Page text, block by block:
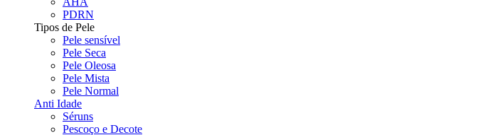
PDRN
Tipos de Pele
Pele sensível
Pele Seca
Pele Oleosa
Pele Mista
Pele Normal
Anti Idade
Séruns
Pescoço e Decote